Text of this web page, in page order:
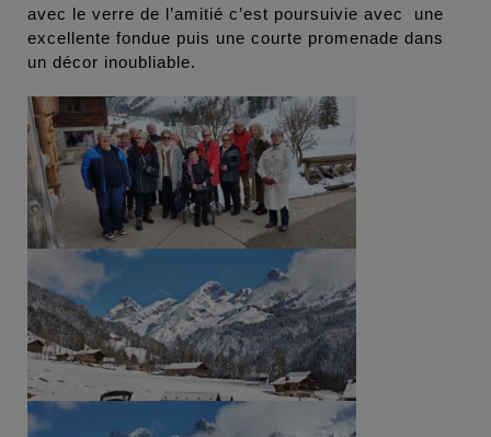
avec le verre de l’amitié c’est poursuivie avec une
excellente fondue puis une courte promenade dans
un décor inoubliable.